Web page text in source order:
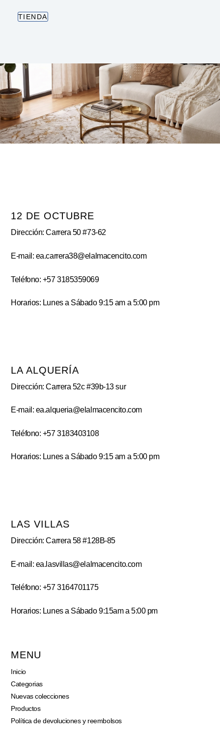
TIENDA
12 DE OCTUBRE
Dirección: Carrera 50 #73-62
E-mail: ea.carrera38@elalmacencito.com
Teléfono: +57 3185359069
Horarios: Lunes a Sábado 9:15 am a 5:00 pm
LA ALQUERÍA
Dirección: Carrera 52c #39b-13 sur
E-mail: ea.alqueria@elalmacencito.com
Teléfono: +57 3183403108
Horarios: Lunes a Sábado 9:15 am a 5:00 pm
LAS VILLAS
Dirección: Carrera 58 #128B-85
E-mail: ea.lasvillas@elalmacencito.com
Teléfono: +57 3164701175
Horarios: Lunes a Sábado 9:15am a 5:00 pm
MENU
Inicio
Categorias
Nuevas colecciones
Productos
Política de devoluciones y reembolsos